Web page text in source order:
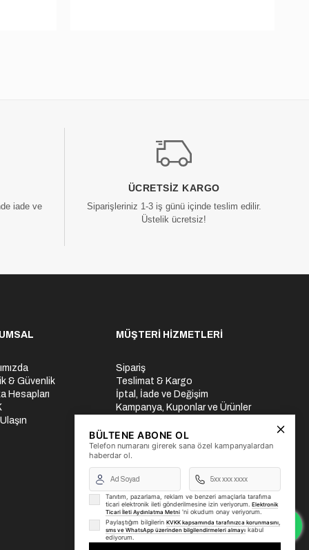
iade ve
ÜCRETSIZ KARGO
Siparişleriniz 1-3 iş günü içinde teslim edilir.
Üstelik ücretsiz!
& Güvenlik
Hesapları
MÜŞTERİ HİZMETLERİ
Sipariş
Teslimat & Kargo
İptal, İade ve Değişim
Kampanya, Kuponlar ve Ürünler
Üyelik İşlemleri
Yurtdışı Gönderi
BÜLTENE ABONE OL
Telefon numaranı girerek sana özel kampanyalardan
haberdar ol.
Tanıtım, pazarlama, reklam ve benzeri amaçlarla tarafıma
ticari elektronik ileti gönderilmesine izin veriyorum. Elektronik
Ticari İleti Aydınlatma Metni 'ni okudum onay veriyorum.
Paylaştığım bilgilerin KVKK kapsamında tarafınızca korunmasını,
sms ve WhatsApp üzerinden bilgilendirmeleri almayı kabul
ediyorum.